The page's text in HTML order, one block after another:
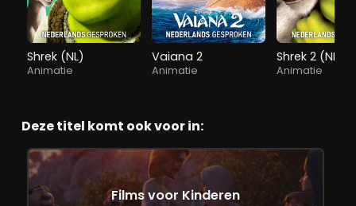
Shrek (NL)
Animatie
Vaiana 2
Animatie
Shrek 2 (NL)
Animatie
Deze titel komt ook voor in:
Films voor Kinderen